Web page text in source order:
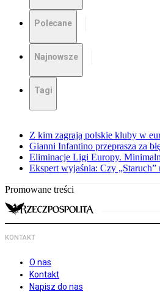
Polecane
Najnowsze
Tagi
Z kim zagrają polskie kluby w
Gianni Infantino przeprasza za
Eliminacje Ligi Europy.
Ekspert wyjaśnia: Czy „Staruch”
Promowane treści
KONTAKT
O nas
Kontakt
Napisz do nas